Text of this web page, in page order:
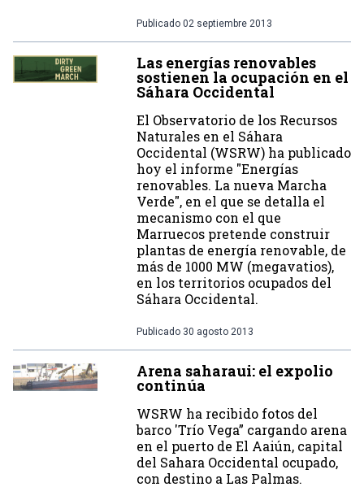
Publicado 02 septiembre 2013
Las energías renovables
sostienen la ocupación en el
Sáhara Occidental
El Observatorio de los Recursos
Naturales en el Sáhara
Occidental (WSRW) ha publicado
hoy el informe "Energías
renovables. La nueva Marcha
Verde", en el que se detalla el
mecanismo con el que
Marruecos pretende construir
plantas de energía renovable, de
más de 1000 MW (megavatios),
en los territorios ocupados del
Sáhara Occidental.
Publicado 30 agosto 2013
Arena saharaui: el expolio
continúa
WSRW ha recibido fotos del
barco 'Trío Vega” cargando arena
en el puerto de El Aaiún, capital
del Sahara Occidental ocupado,
con destino a Las Palmas.